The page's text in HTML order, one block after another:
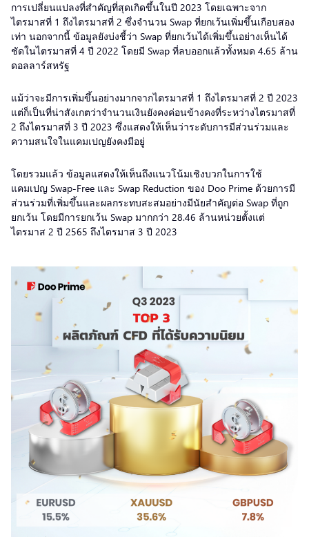
การเปลี่ยนแปลงที่สำคัญที่สุดเกิดขึ้นในปี 2023 โดยเฉพาะจาก
ไตรมาสที่ 1 ถึงไตรมาสที่ 2 ซึ่งจำนวน Swap ที่ยกเว้นเพิ่มขึ้นเกือบสอง
เท่า นอกจากนี้ ข้อมูลยังบ่งชี้ว่า Swap ที่ยกเว้นได้เพิ่มขึ้นอย่างเห็นได้
ชัดในไตรมาสที่ 4 ปี 2022 โดยมี Swap ที่ลบออกแล้วทั้งหมด 4.65 ล้าน
ดอลลาร์สหรัฐ
แม้ว่าจะมีการเพิ่มขึ้นอย่างมากจากไตรมาสที่ 1 ถึงไตรมาสที่ 2 ปี 2023
แต่ก็เป็นที่น่าสังเกตว่าจำนวนเงินยังคงค่อนข้างคงที่ระหว่างไตรมาสที่
2 ถึงไตรมาสที่ 3 ปี 2023 ซึ่งแสดงให้เห็นว่าระดับการมีส่วนร่วมและ
ความสนใจในแคมเปญยังคงมีอยู่
โดยรวมแล้ว ข้อมูลแสดงให้เห็นถึงแนวโน้มเชิงบวกในการใช้
แคมเปญ Swap-Free และ Swap Reduction ของ Doo Prime ด้วยการมี
ส่วนร่วมที่เพิ่มขึ้นและผลกระทบสะสมอย่างมีนัยสำคัญต่อ Swap ที่ถูก
ยกเว้น โดยมีการยกเว้น Swap มากกว่า 28.46 ล้านหน่วยตั้งแต่
ไตรมาส 2 ปี 2565 ถึงไตรมาส 3 ปี 2023